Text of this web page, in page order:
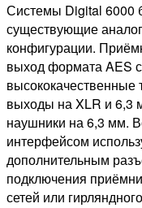
Системы Digital 6000
существующие
конфигурации.
выход формата AES
выходы на XLR и 6,3
наушники на 6,3 мм.
интерфейсом
дополнительным
подключения
сетей или